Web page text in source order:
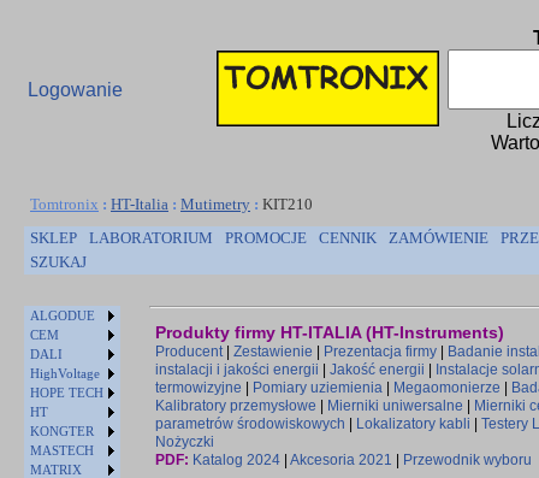
Logowanie
Tomtronix : HT-Italia : Mutimetry : KIT210
SKLEP
LABORATORIUM PROMOCJE CENNIK ZAMÓWIENIE
SZUKAJ
ALGODUE
CEM
DALI
HighVoltage
HOPE TECH
HT
KONGTER
MASTECH
MATRIX
Produkty firmy HT-ITALIA (HT-Instruments)
Producent| Zestawienie Prezentacja firmy
Badanie
instalacji i jakości energii
Jakość energii
Instalacje
termowizyjne
Pomiary uziemienia Megaomonierze
Kalibratory przemysłowe
Mierniki uniwersalne
Mierniki
parametrów środowiskowych
Lokalizatory kabli
Testery
Nożyczki
PDF: Katalog 2024 Akcesoria 2021 Przewodnik wyboru